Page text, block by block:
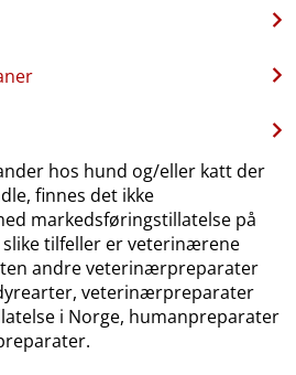
hos hund og​/​eller katt der
finnes det ikke
markedsføringstillatelse på
tilfeller er veterinærene
andre veterinærpreparater
veterinærpreparater
i Norge, humanpreparater